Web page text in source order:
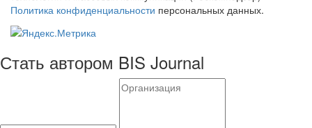
Политика конфиденциальности персональных данных.
Стать автором BIS Journal